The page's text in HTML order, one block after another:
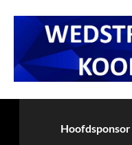
Hoofdsponsor